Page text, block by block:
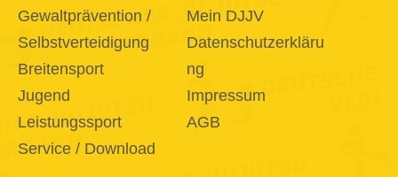
Gewaltprävention /
Selbstverteidigung
Breitensport
Jugend
Leistungssport
Service / Download
Mein DJJV
Datenschutzerkläru
ng
Impressum
AGB